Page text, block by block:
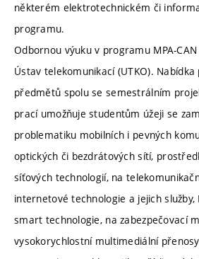
některém elektrotechnickém či
programu.
Odbornou výuku v programu MPA-
Ústav telekomunikací (UTKO).
předmětů spolu se semestrálním
prací umožňuje studentům úžeji se
problematiku mobilních i pevných
optických či bezdrátových sítí,
síťových technologií, na
internetové technologie a jejich
smart technologie, na zabezpečovací
vysokorychlostní multimediální